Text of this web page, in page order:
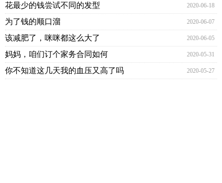
花最少的钱尝试不同的发型 2020-06-18
为了钱的顺口溜 2020-06-07
该减肥了，咪咪都这么大了 2020-06-05
妈妈，咱们订个家务合同如何 2020-05-31
你不知道这几天我的血压又高了吗 2020-05-27